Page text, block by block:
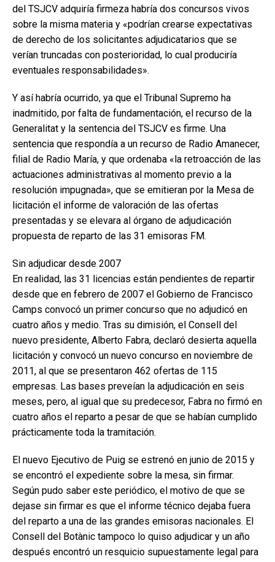
del TSJCV adquiría firmeza habría dos concursos vivos
sobre la misma materia y «podrían crearse expectativas
de derecho de los solicitantes adjudicatarios que se
verían truncadas con posterioridad, lo cual produciría
eventuales responsabilidades».
Y así habría ocurrido, ya que el Tribunal Supremo ha
inadmitido, por falta de fundamentación, el recurso de la
Generalitat y la sentencia del TSJCV es firme. Una
sentencia que respondía a un recurso de Radio Amanecer,
filial de Radio María, y que ordenaba «la retroacción de las
actuaciones administrativas al momento previo a la
resolución impugnada», que se emitieran por la Mesa de
licitación el informe de valoración de las ofertas
presentadas y se elevara al órgano de adjudicación
propuesta de reparto de las 31 emisoras FM.
Sin adjudicar desde 2007
En realidad, las 31 licencias están pendientes de repartir
desde que en febrero de 2007 el Gobierno de Francisco
Camps convocó un primer concurso que no adjudicó en
cuatro años y medio. Tras su dimisión, el Consell del
nuevo presidente, Alberto Fabra, declaró desierta aquella
licitación y convocó un nuevo concurso en noviembre de
2011, al que se presentaron 462 ofertas de 115
empresas. Las bases preveían la adjudicación en seis
meses, pero, al igual que su predecesor, Fabra no firmó en
cuatro años el reparto a pesar de que se habían cumplido
prácticamente toda la tramitación.
El nuevo Ejecutivo de Puig se estrenó en junio de 2015 y
se encontró el expediente sobre la mesa, sin firmar.
Según pudo saber este periódico, el motivo de que se
dejase sin firmar es que el informe técnico dejaba fuera
del reparto a una de las grandes emisoras nacionales. El
Consell del Botànic tampoco lo quiso adjudicar y un año
después encontró un resquicio supuestamente legal para